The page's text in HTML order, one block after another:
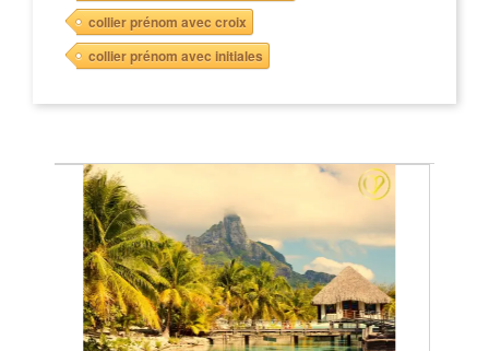
collier prénom avec croix
collier prénom avec initiales